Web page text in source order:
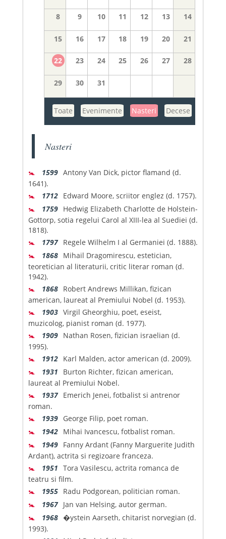
8 9 10 11 12 13 14
15 16 17 18 19 20 21
22 23 24 25 26 27 28
29 30 31
Toate Evenimente Nasteri Decese
Nasteri
🚼 1599 Antony Van Dick, pictor flamand (d.
1641).
🚼 1712 Edward Moore, scriitor englez (d. 1757).
🚼 1759 Hedwig Elizabeth Charlotte de Holstein-
Gottorp, sotia regelui Carol al XIII-lea al Suediei (d.
1818).
🚼 1797 Regele Wilhelm I al Germaniei (d. 1888).
🚼 1868 Mihail Dragomirescu, estetician,
teoretician al literaturii, critic literar roman (d.
1942).
🚼 1868 Robert Andrews Millikan, fizican
american, laureat al Premiului Nobel (d. 1953).
🚼 1903 Virgil Gheorghiu, poet, eseist,
muzicolog, pianist roman (d. 1977).
🚼 1909 Nathan Rosen, fizician israelian (d.
1995).
🚼 1912 Karl Malden, actor american (d. 2009).
🚼 1931
Burton Richter, fizican american,
laureat al Premiului Nobel.
🚼 1937 Emerich Jenei, fotbalist si antrenor
roman.
🚼 1939 George Filip, poet roman.
🚼 1942 Mihai Ivancescu, fotbalist roman.
🚼 1949 Fanny Ardant (Fanny Marguerite Judith
Ardant), actrita si regizoare franceza.
🚼 1951 Tora Vasilescu, actrita romanca de
teatru si film.
🚼 1955 Radu Podgorean, politician roman.
🚼 1967 Jan van Helsing, autor german.
🚼 1968 �ystein Aarseth, chitarist norvegian (d.
1993).